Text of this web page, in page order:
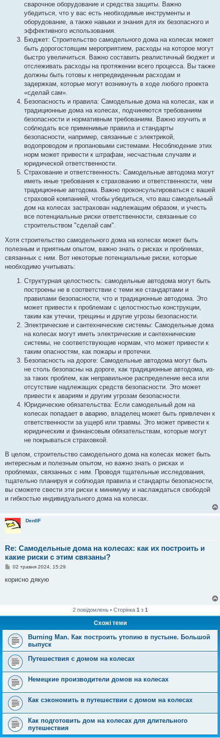
сварочное оборудование и средства защиты. Важно
убедиться, что у вас есть необходимые инструменты и
оборудование, а также навыки и знания для их безопасного и
эффективного использования.
Бюджет: Строительство самодельного дома на колесах может
быть дорогостоящим мероприятием, расходы на которое могут
быстро увеличиться. Важно составить реалистичный бюджет и
отслеживать расходы на протяжении всего процесса. Вы также
должны быть готовы к непредвиденным расходам и
задержкам, которые могут возникнуть в ходе любого проекта
«сделай сам».
Безопасность и правила: Самодельные дома на колесах, как и
традиционные дома на колесах, подчиняются требованиям
безопасности и нормативным требованиям. Важно изучить и
соблюдать все применимые правила и стандарты
безопасности, например, связанные с электрикой,
водопроводом и пропановыми системами. Несоблюдение этих
норм может привести к штрафам, несчастным случаям и
юридической ответственности.
Страхование и ответственность: Самодельные автодома могут
иметь иные требования к страхованию и ответственности, чем
традиционные автодома. Важно проконсультироваться с вашей
страховой компанией, чтобы убедиться, что ваш самодельный
дом на колесах застрахован надлежащим образом, и учесть
все потенциальные риски ответственности, связанные со
строительством "сделай сам".
Хотя строительство самодельного дома на колесах может быть
полезным и приятным опытом, важно знать о рисках и проблемах,
связанных с ним. Вот некоторые потенциальные риски, которые
необходимо учитывать:
Структурная целостность: самодельные автодома могут быть
построены не в соответствии с теми же стандартами и
правилами безопасности, что и традиционные автодома. Это
может привести к проблемам с целостностью конструкции,
таким как утечки, трещины и другие угрозы безопасности.
Электрические и сантехнические системы: Самодельные дома
на колесах могут иметь электрические и сантехнические
системы, не соответствующие нормам, что может привести к
таким опасностям, как пожары и протечки.
Безопасность на дороге: Самодельные автодома могут быть
не столь безопасны на дороге, как традиционные автодома, из-
за таких проблем, как неправильное распределение веса или
отсутствие надлежащих средств безопасности. Это может
привести к авариям и другим угрозам безопасности.
Юридические обязательства: Если самодельный дом на
колесах попадает в аварию, владелец может быть привлечен к
ответственности за ущерб или травмы. Это может привести к
юридическим и финансовым обязательствам, которые могут
не покрываться страховкой.
В целом, строительство самодельного дома на колесах может быть
интересным и полезным опытом, но важно знать о рисках и
проблемах, связанных с ним. Проводя тщательные исследования,
тщательно планируя и соблюдая правила и стандарты безопасности,
вы сможете свести эти риски к минимуму и наслаждаться свободой
и гибкостью индивидуального дома на колесах.
DenIIF
Re: Самодельные дома на колесах: как их построить и
какие риски с этим связаны?
П
в
і
я
02 травня 2024, 15:29
корисно дякую
2 повідомлень • Сторінка 1 з 1
Схожі теми
Burning Man. Как построить утопию в пустыне. Большой
выпуск
Путешествия с домом на колесах
Немецкие производители домов на колесах
Как сэкономить в путешествии с домом на колесах
Как подготовить дом на колесах для длительного
путешествия